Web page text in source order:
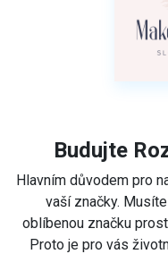
Budujte
Hlavním důvodem pro
vaší značky.
oblíbenou značku
Proto je pro vás